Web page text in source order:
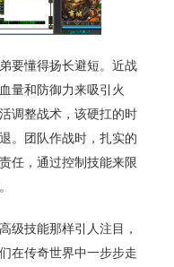
要懂得扬长避短。近战
量和防御力来吸引火
调整战术，该硬扛的时
。团队作战时，扎实的
任，通过控制技能来限
级技能那样引人注目，
在传奇世界中一步步走